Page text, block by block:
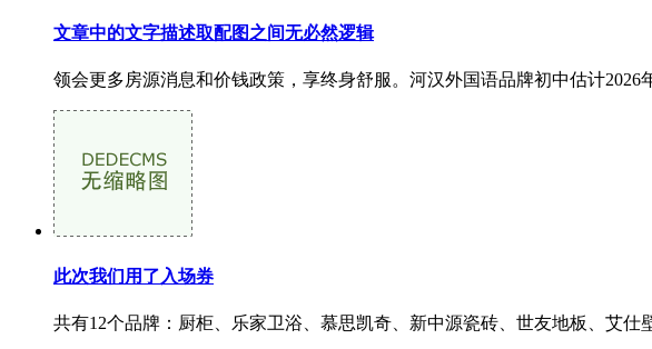
文章中的文字描述取配图之间无必然逻辑
领会更多房源消息和价钱政策，享终身舒服。河汉外国语品牌初中估计
此次我们用了入场券
共有12个品牌：厨柜、乐家卫浴、慕思凯奇、新中源瓷砖、世友地板、艾